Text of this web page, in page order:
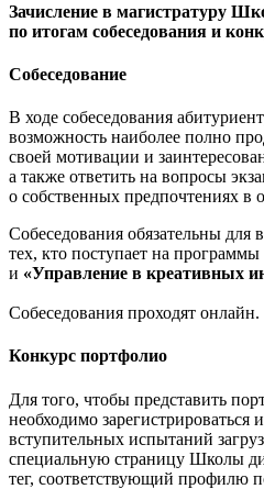
Зачисление в магистратуру
по итогам собеседования и
Собеседование
В ходе собеседования
возможность наиболее полно
своей мотивации и
а также ответить на вопросы
о собственных предпочтениях в
Собеседования обязательны для
тех, кто поступает на программы
и «Управление в креативных
Собеседования проходят онлайн.
Конкурс портфолио
Для того, чтобы представить
необходимо зарегистрироваться
вступительных испытаний
специальную страницу Школы
тег, соответствующий профилю